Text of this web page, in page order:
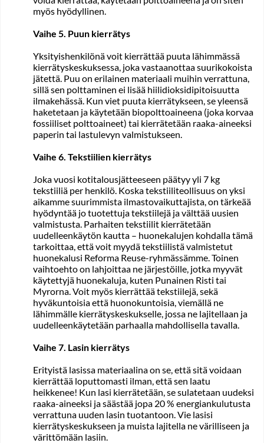
myös hyödyllinen.
Vaihe 5. Puun kierrätys
Yksityishenkilönä voit kierrättää puuta lähimmässä
kierrätyskeskuksessa, joka vastaanottaa suurikokoista
jätettä. Puu on erilainen materiaali muihin verrattuna,
sillä sen polttaminen ei lisää hiilidioksidipitoisuutta
ilmakehässä. Kun viet puuta kierrätykseen, se yleensä
haketetaan ja käytetään biopolttoaineena (joka korvaa
fossiiliset polttoaineet) tai kierrätetään raaka-aineeksi
paperin tai lastulevyn valmistukseen.
Vaihe 6. Tekstiilien kierrätys
Joka vuosi kotitalousjätteeseen päätyy yli 7 kg
tekstiiliä per henkilö. Koska tekstiiliteollisuus on yksi
aikamme suurimmista ilmastovaikuttajista, on tärkeää
hyödyntää jo tuotettuja tekstiilejä ja välttää uusien
valmistusta. Parhaiten tekstiilit kierrätetään
uudelleenkäytön kautta – huonekalujen kohdalla tämä
tarkoittaa, että voit myydä tekstiilistä valmistetut
huonekalusi Reforma Reuse-ryhmässämme. Toinen
vaihtoehto on lahjoittaa ne järjestöille, jotka myyvät
käytettyjä huonekaluja, kuten Punainen Risti tai
Myrorna. Voit myös kierrättää tekstiilejä, sekä
hyväkuntoisia että huonokuntoisia, viemällä ne
lähimmälle kierrätyskeskukselle, jossa ne lajitellaan ja
uudelleenkäytetään parhaalla mahdollisella tavalla.
Vaihe 7. Lasin kierrätys
Erityistä lasissa materiaalina on se, että sitä voidaan
kierrättää loputtomasti ilman, että sen laatu
heikkenee! Kun lasi kierrätetään, se sulatetaan uudeksi
raaka-aineeksi ja säästää jopa 20 % energiankulutusta
verrattuna uuden lasin tuotantoon. Vie lasisi
kierrätyskeskukseen ja muista lajitella ne värilliseen ja
värittömään lasiin.